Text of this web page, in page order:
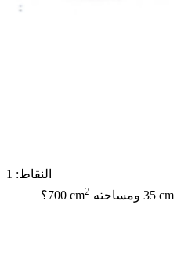
النقاط: 1
35 cmومساحته 700 cm2 ؟